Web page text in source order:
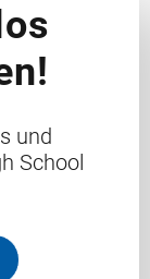
und
School